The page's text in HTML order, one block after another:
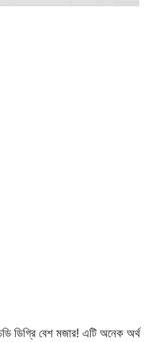
ডিগ্রি বেশ মজার! এটি অনেক অর্থ